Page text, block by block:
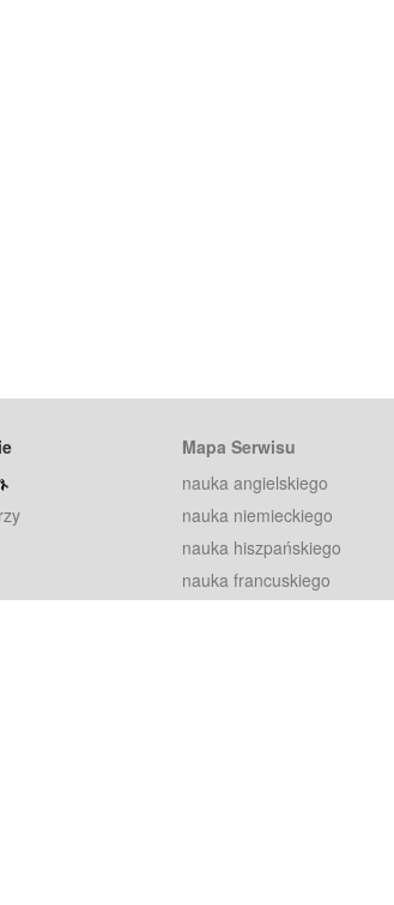
Mapa Serwisu
nauka angielskiego
nauka niemieckiego
nauka hiszpańskiego
nauka francuskiego